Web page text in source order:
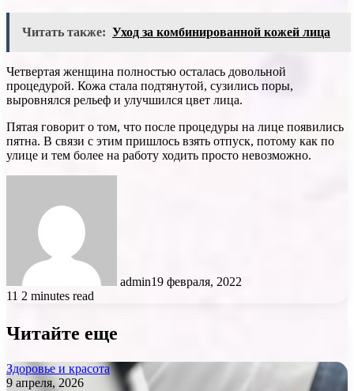
Читать также: Уход за комбинированной кожей лица
Четвертая женщина полностью осталась довольной
процедурой. Кожа стала подтянутой, сузились поры,
выровнялся рельеф и улучшился цвет лица.
Пятая говорит о том, что после процедуры на лице появились
пятна. В связи с этим пришлось взять отпуск, потому как по
улице и тем более на работу ходить просто невозможно.
admin19 февраля, 2022
11 2 minutes read
Читайте еще
Здоровье и красота
9 апреля, 2026